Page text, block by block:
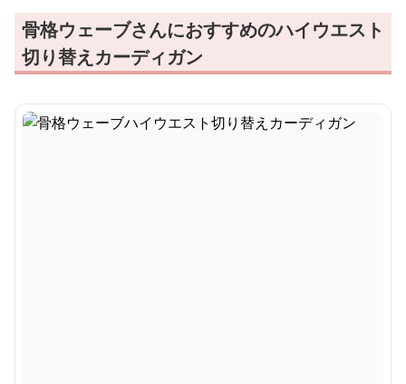
骨格ウェーブさんにおすすめのハイウエスト
切り替えカーディガン